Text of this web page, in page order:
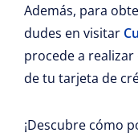
Además, para
dudes en visitar
procede a
de tu tarjeta de
¡Descubre cómo